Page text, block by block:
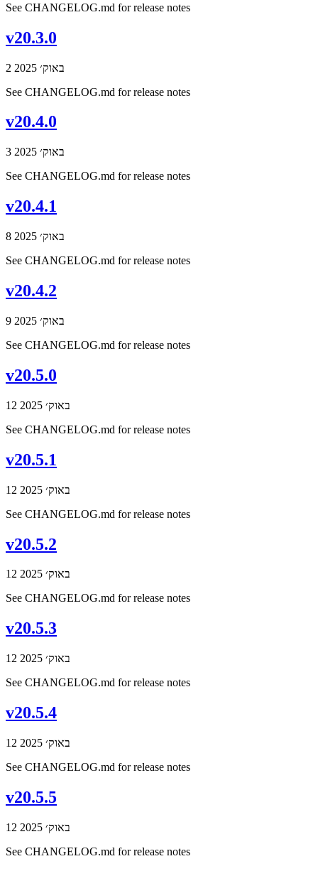
See CHANGELOG.md for release notes
v20.3.0
2 באוק׳ 2025
See CHANGELOG.md for release notes
v20.4.0
3 באוק׳ 2025
See CHANGELOG.md for release notes
v20.4.1
8 באוק׳ 2025
See CHANGELOG.md for release notes
v20.4.2
9 באוק׳ 2025
See CHANGELOG.md for release notes
v20.5.0
12 באוק׳ 2025
See CHANGELOG.md for release notes
v20.5.1
12 באוק׳ 2025
See CHANGELOG.md for release notes
v20.5.2
12 באוק׳ 2025
See CHANGELOG.md for release notes
v20.5.3
12 באוק׳ 2025
See CHANGELOG.md for release notes
v20.5.4
12 באוק׳ 2025
See CHANGELOG.md for release notes
v20.5.5
12 באוק׳ 2025
See CHANGELOG.md for release notes